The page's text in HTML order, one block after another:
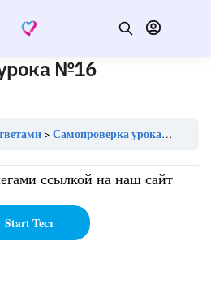
№16
Самопроверка урока №16 (эндоскопия)
ссылкой на наш сайт